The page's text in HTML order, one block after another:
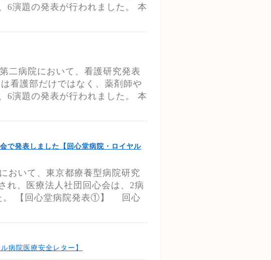
6演題の発表が行われました。 本
二病院において、看護研究発表
看護部だけではなく、薬剤師や
6演題の発表が行われました。 本
で発表しました【回心堂病院・ロイヤル
おいて、東京都療養型病院研究
れ、医療法人社団回心会は、2病
。 【回心堂病院発表①】 回心
病院医療安全レター】